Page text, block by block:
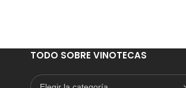
TODO SOBRE VINOTECAS